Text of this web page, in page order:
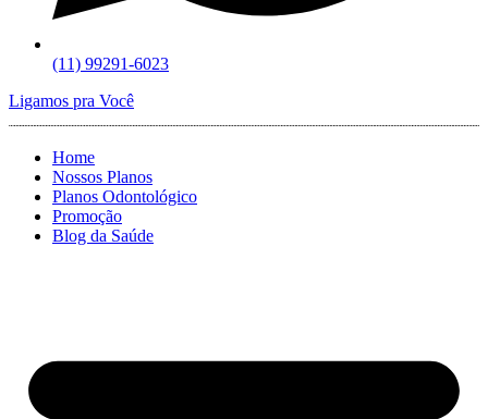
(11) 99291-6023
Ligamos pra Você
Home
Nossos Planos
Planos Odontológico
Promoção
Blog da Saúde